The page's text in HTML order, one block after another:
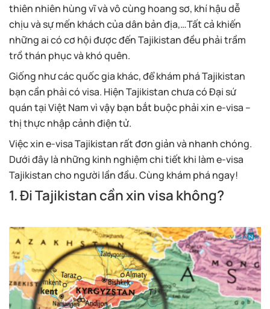
thiên nhiên hùng vĩ và vô cùng hoang sơ, khí hậu dễ
chịu và sự mến khách của dân bản địa,…Tất cả khiến
những ai có cơ hội được đến Tajikistan đều phải trầm
trồ thán phục và khó quên.
Giống như các quốc gia khác, để khám phá Tajikistan
bạn cần phải có visa. Hiện Tajikistan chưa có Đại sứ
quán tại Việt Nam vì vậy bạn bắt buộc phải xin e-visa –
thị thực nhập cảnh điện tử.
Việc xin e-visa Tajikistan rất đơn giản và nhanh chóng.
Dưới đây là những kinh nghiệm chi tiết khi làm e-visa
Tajikistan cho người lần đầu. Cùng khám phá ngay!
1. Đi Tajikistan cần xin visa không?